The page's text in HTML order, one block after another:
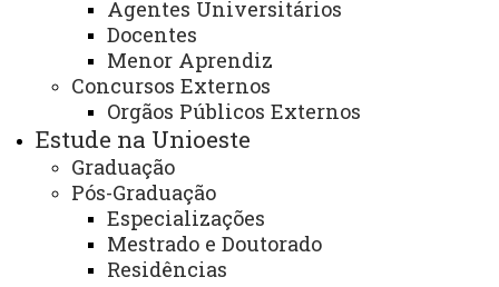
Agentes Universitários
Docentes
Menor Aprendiz
Concursos Externos
Orgãos Públicos Externos
Estude na Unioeste
Graduação
Pós-Graduação
Especializações
Mestrado e Doutorado
Residências
Secretaria dos Conselhos Superiores
PRÓ-REITORIAS
Administração e Finanças
Extensão
Graduação
Pesquisa/Pós Graduação